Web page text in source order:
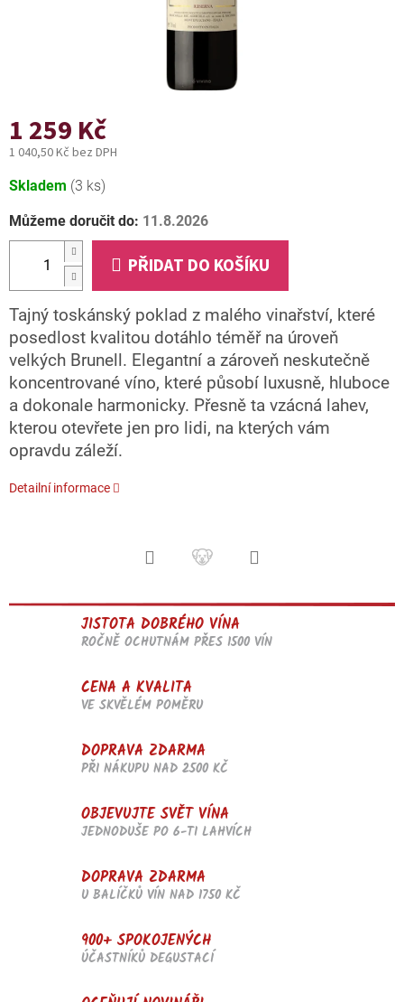
1 259 Kč
1 040,50 Kč bez DPH
Měrná
Skladem (3 ks)
Můžeme doručit do: 11.8.2026
PŘIDAT DO KOŠÍKU
Tajný toskánský poklad z malého vinařství, které
posedlost kvalitou dotáhlo téměř na úroveň
velkých Brunell. Elegantní a zároveň neskutečně
koncentrované víno, které působí luxusně, hluboce
a dokonale harmonicky. Přesně ta vzácná lahev,
kterou otevřete jen pro lidi, na kterých vám
opravdu záleží.
Detailní informace
JISTOTA DOBRÉHO VÍNA
ROČNĚ OCHUTNÁM PŘES 1500 VÍN
CENA A KVALITA
VE SKVĚLÉM POMĚRU
DOPRAVA ZDARMA
PŘI NÁKUPU NAD 2500 KČ
OBJEVUJTE SVĚT VÍNA
JEDNODUŠE PO 6-TI LAHVÍCH
DOPRAVA ZDARMA
U BALÍČKŮ VÍN NAD 1750 KČ
900+ SPOKOJENÝCH
ÚČASTNÍKŮ DEGUSTACÍ